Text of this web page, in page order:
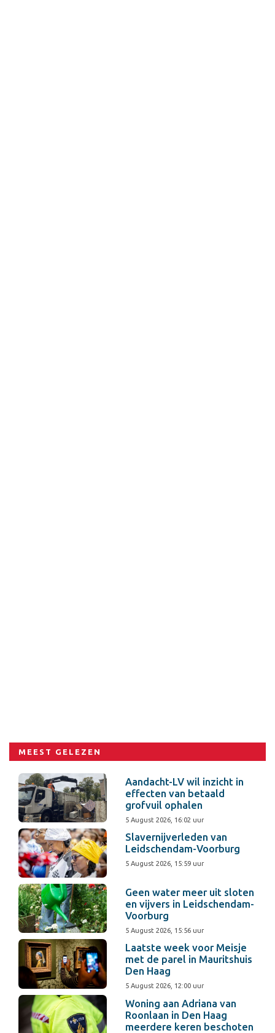
MEEST GELEZEN
Aandacht-LV wil inzicht in
effecten van betaald
grofvuil ophalen
5 August 2026, 16:02 uur
Slavernijverleden van
Leidschendam-Voorburg
5 August 2026, 15:59 uur
Geen water meer uit sloten
en vijvers in Leidschendam-
Voorburg
5 August 2026, 15:56 uur
Laatste week voor Meisje
met de parel in Mauritshuis
Den Haag
5 August 2026, 12:00 uur
Woning aan Adriana van
Roonlaan in Den Haag
meerdere keren beschoten